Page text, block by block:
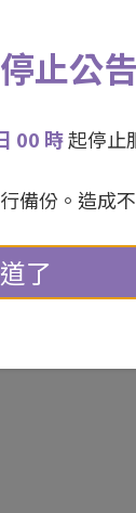
止公告
00 時起停止
備份。造成
了
月05日
活動中心
作室